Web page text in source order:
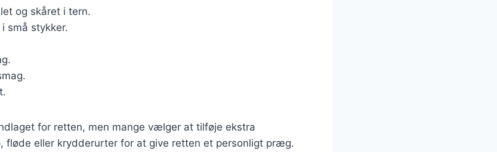
og skåret i tern.
små stykker.
for retten, men mange vælger at tilføje ekstra
fløde eller krydderurter for at give retten et personligt præg.